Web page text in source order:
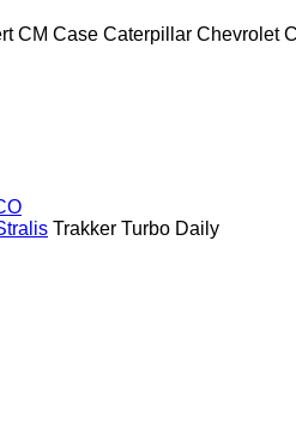
CM Case Caterpillar Chevrolet
Trakker Turbo Daily